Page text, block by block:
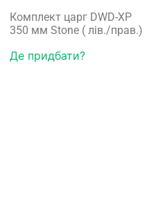
Комплект царг DWD-XP
350 мм Stone ( лів./прав.)
Де придбати?